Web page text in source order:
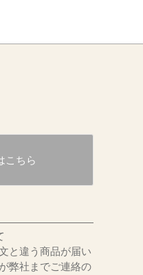
こちら
と違う商品が届い
弊社までご連絡の